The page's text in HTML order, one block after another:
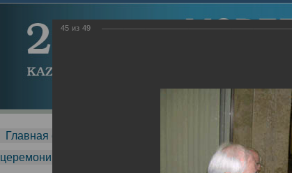
Главная страница
церемонии вручения премии Zavoisky Award - 2005 г.
45 из 49